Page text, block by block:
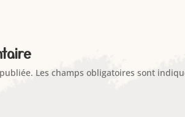
Les champs obligatoires sont